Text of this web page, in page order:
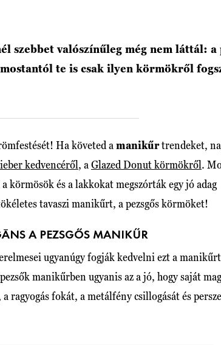
szebbet valószínűleg még nem láttál: a
te is csak ilyen körmökről
Ha követed a manikűrtrendeket,
kedvencéről, a Glazed Donut körmökről.
és a lakkokat megszórták egy jó adag
tavaszi manikűrt, a pezsgős körmöket!
A PEZSGŐS MANIKŰR
ugyanúgy fogják kedvelni ezt a
manikűrben ugyanis az a jó, hogy saját
ragyogás fokát, a metálfény csillogását és